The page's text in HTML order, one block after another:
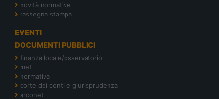
novità normative
rassegna stampa
EVENTI
DOCUMENTI PUBBLICI
finanza locale/osservatorio
mef
normativa
corte dei conti e giurisprudenza
arconet